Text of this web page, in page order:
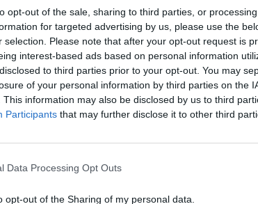
opt-out of the sale, sharing to third parties, or
for targeted advertising by us, please use the
selection. Please note that after your opt-out request is
interest-based ads based on personal information
to third parties prior to your opt-out. You may
of your personal information by third parties on the
This information may also be disclosed by us to third
Participants that may further disclose it to other third
Data Processing Opt Outs
opt-out of the Sharing of my personal data.
φοιτητές παίρνουν δάνεια γύρω στα
τις σπουδές τους και όταν αποφοιτούν,
ότι θα τα βγάλουν πέρα σε αυτόν τον
ΔΙΑΦΗΜΙΣΗ